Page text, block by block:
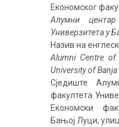
Економског
Алумни центар
Универзитета у
Назив на
Alumni Centre of
University of Banja
Сједиште
факултета
Економски
Бањој Луци,